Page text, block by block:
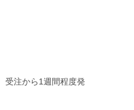
受注から1週間程度発